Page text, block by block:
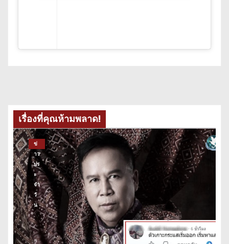
เรื่องที่คุณห้ามพลาด!
ข่
าว
ปร
ะ
จำ
วั
น